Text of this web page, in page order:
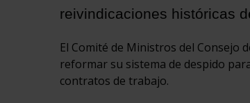
reivindicaciones históricas
El Comité de Ministros del Consejo
reformar su sistema de despido
contratos de trabajo.